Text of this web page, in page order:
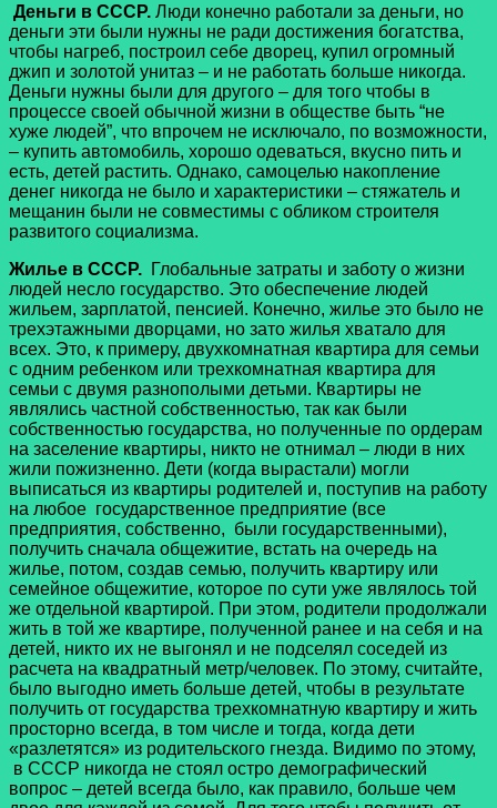
Деньги в СССР. Люди конечно работали за деньги, но
деньги эти были нужны не ради достижения богатства,
чтобы нагреб, построил себе дворец, купил огромный
джип и золотой унитаз – и не работать больше никогда.
Деньги нужны были для другого – для того чтобы в
процессе своей обычной жизни в обществе быть “не
хуже людей”, что впрочем не исключало, по возможности,
– купить автомобиль, хорошо одеваться, вкусно пить и
есть, детей растить. Однако, самоцелью накопление
денег никогда не было и характеристики – стяжатель и
мещанин были не совместимы с обликом строителя
развитого социализма.
Жилье в СССР. Глобальные затраты и заботу о жизни
людей несло государство. Это обеспечение людей
жильем, зарплатой, пенсией. Конечно, жилье это было не
трехэтажными дворцами, но зато жилья хватало для
всех. Это, к примеру, двухкомнатная квартира для семьи
с одним ребенком или трехкомнатная квартира для
семьи с двумя разнополыми детьми. Квартиры не
являлись частной собственностью, так как были
собственностью государства, но полученные по ордерам
на заселение квартиры, никто не отнимал – люди в них
жили пожизненно. Дети (когда вырастали) могли
выписаться из квартиры родителей и, поступив на работу
на любое государственное предприятие (все
предприятия, собственно, были государственными),
получить сначала общежитие, встать на очередь на
жилье, потом, создав семью, получить квартиру или
семейное общежитие, которое по сути уже являлось той
же отдельной квартирой. При этом, родители продолжали
жить в той же квартире, полученной ранее и на себя и на
детей, никто их не выгонял и не подселял соседей из
расчета на квадратный метр/человек. По этому, считайте,
было выгодно иметь больше детей, чтобы в результате
получить от государства трехкомнатную квартиру и жить
просторно всегда, в том числе и тогда, когда дети
«разлетятся» из родительского гнезда. Видимо по этому,
в СССР никогда не стоял остро демографический
вопрос – детей всегда было, как правило, больше чем